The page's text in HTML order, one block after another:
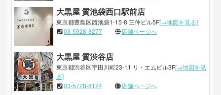
大黒屋 質池袋西口駅前店
東京都豊島区西池袋1-15-8 三仲ビル5F[→地図を見る]
03-5928-8277
店舗ページへ
大黒屋 質渋谷店
東京都渋谷区宇田川町23-11 リ・エムビル3F[→地図を見
る]
03-5728-8124
店舗ページへ